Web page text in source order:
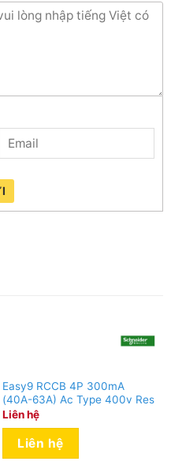
Easy9 RCCB 4P 300mA
(40A-63A) Ac Type 400v Res
Liên hệ
Liên hệ